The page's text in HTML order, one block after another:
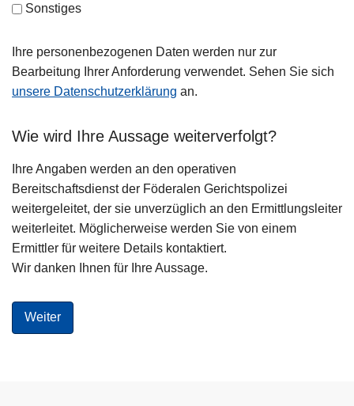
Sonstiges
Ihre personenbezogenen Daten werden nur zur
Bearbeitung Ihrer Anforderung verwendet. Sehen Sie sich
unsere Datenschutzerklärung an.
Wie wird Ihre Aussage weiterverfolgt?
Ihre Angaben werden an den operativen
Bereitschaftsdienst der Föderalen Gerichtspolizei
weitergeleitet, der sie unverzüglich an den Ermittlungsleiter
weiterleitet. Möglicherweise werden Sie von einem
Ermittler für weitere Details kontaktiert.
Wir danken Ihnen für Ihre Aussage.